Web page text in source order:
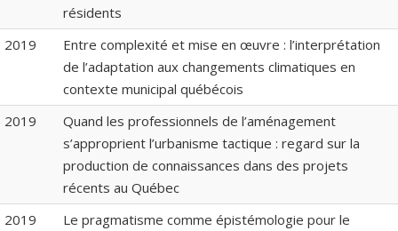
résidents
2019
Entre complexité et mise en œuvre : l’interprétation
de l’adaptation aux changements climatiques en
contexte municipal québécois
2019
Quand les professionnels de l’aménagement
s’approprient l’urbanisme tactique : regard sur la
production de connaissances dans des projets
récents au Québec
2019
Le pragmatisme comme épistémologie pour le